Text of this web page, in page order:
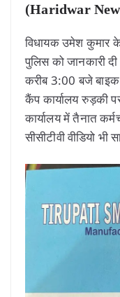
(Haridwar
विधायक उमेश कुमार
पुलिस को जानकारी
करीब 3:00 बजे बाइक
कैंप कार्यालय रुड़की
कार्यालय में तैनात
सीसीटीवी वीडियो